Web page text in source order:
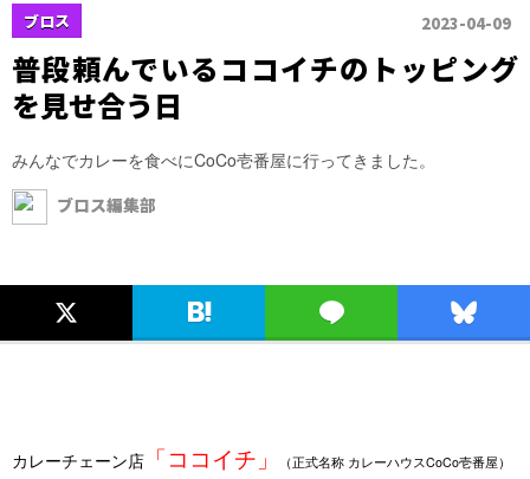
ブロス 2023-04-09
普段頼んでいるココイチのトッピング
を見せ合う日
みんなでカレーを食べにCoCo壱番屋に行ってきました。
ブロス編集部
カレーチェーン店 「ココイチ」 （正式名称 カレーハウスCoCo壱番屋）